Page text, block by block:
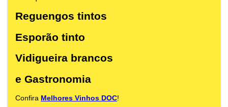
Reguengos tintos
Esporão tinto
Vidigueira brancos
e Gastronomia
Confira Melhores Vinhos DOC!